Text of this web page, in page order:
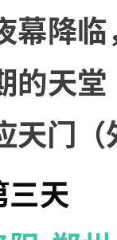
幕降
的天
天门
三天